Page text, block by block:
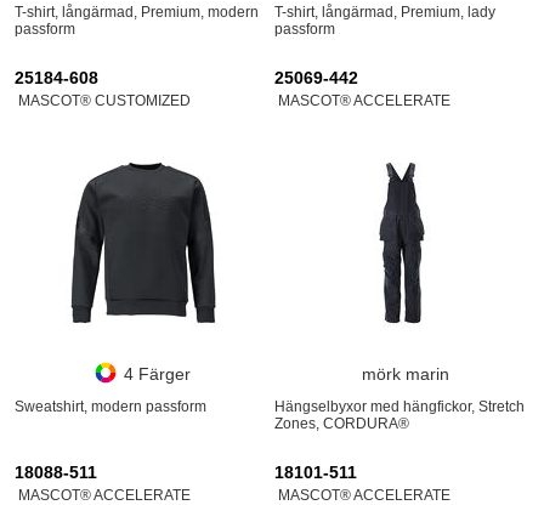
T-shirt, långärmad, Premium, modern
passform
T-shirt, långärmad, Premium, lady
passform
25184-608
MASCOT® CUSTOMIZED
4 Färger
Sweatshirt, modern passform
25069-442
MASCOT® ACCELERATE
mörk marin
Hängselbyxor med hängfickor, Stretch
Zones, CORDURA®
18088-511
MASCOT® ACCELERATE
18101-511
MASCOT® ACCELERATE